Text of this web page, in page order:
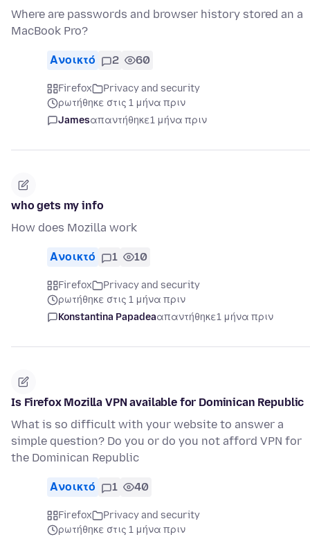
Where are passwords and browser history stored an a
MacBook Pro?
Ανοικτό 2 60
Firefox
Privacy and security
ρωτήθηκε στις 1 μήνα πριν
Jamesαπαντήθηκε1 μήνα πριν
who gets my info
How does Mozilla work
Ανοικτό 1 10
Firefox
Privacy and security
ρωτήθηκε στις 1 μήνα πριν
Konstantina Papadeaαπαντήθηκε1 μήνα πριν
Is Firefox Mozilla VPN available for Dominican Republic
What is so difficult with your website to answer a
simple question? Do you or do you not afford VPN for
the Dominican Republic
Ανοικτό 1 40
Firefox
Privacy and security
ρωτήθηκε στις 1 μήνα πριν